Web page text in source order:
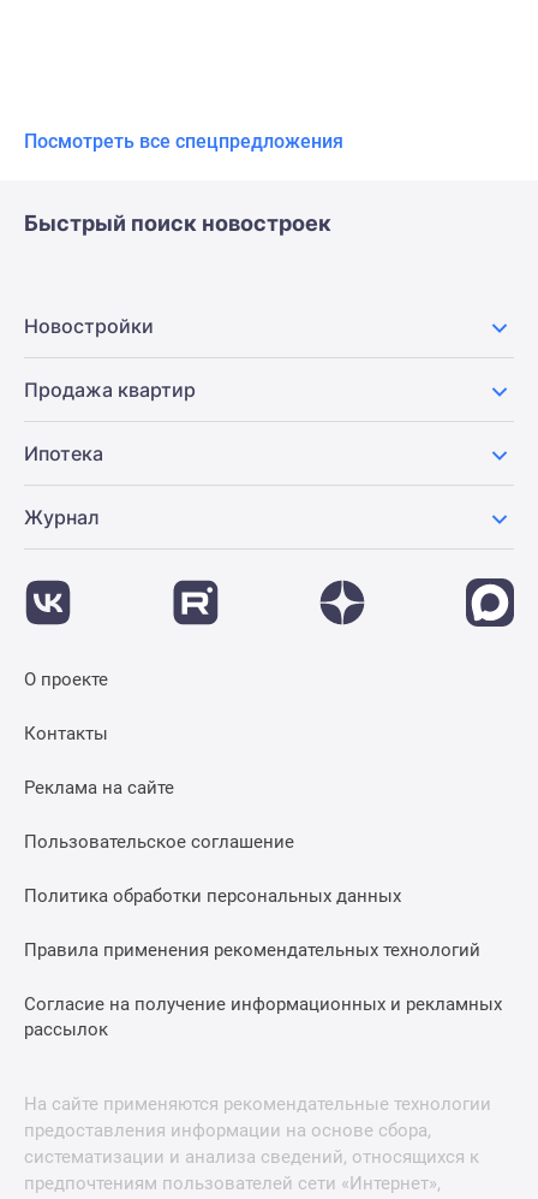
Посмотреть все спецпредложения
Быстрый поиск новостроек
Новостройки
Продажа квартир
Ипотека
Журнал
О проекте
Контакты
Реклама на сайте
Пользовательское соглашение
Политика обработки персональных данных
Правила применения рекомендательных технологий
Согласие на получение информационных и рекламных
рассылок
На сайте применяются рекомендательные технологии
предоставления информации на основе сбора,
систематизации и анализа сведений, относящихся к
предпочтениям пользователей сети «Интернет»,